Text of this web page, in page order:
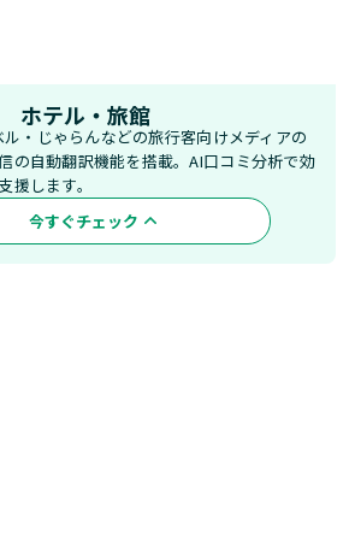
ホテル・旅館
・じゃらんなどの旅行客向けメディアの
の自動翻訳機能を搭載。AI口コミ分析で効
援します。
今すぐチェック